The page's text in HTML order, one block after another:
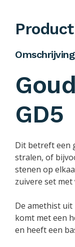
Omschrijving
GD5
Dit betreft een
stralen, of
stenen op
zuivere set met
De amethist uit
komt met een
en heeft een